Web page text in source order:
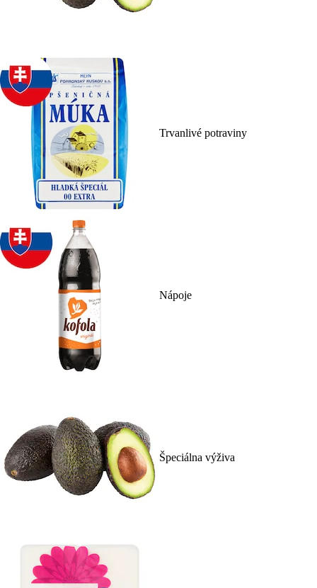
Trvanlivé potraviny
Nápoje
Špeciálna výživa